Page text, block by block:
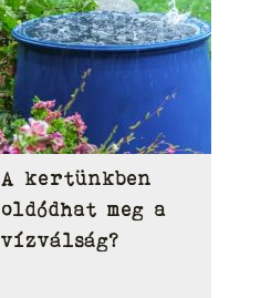
A kertünkben
oldódhat meg a
vízválság?